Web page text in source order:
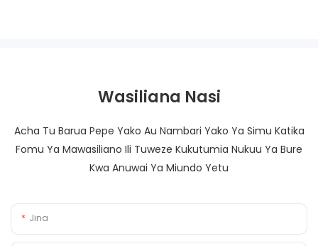
Wasiliana Nasi
Acha Tu Barua Pepe Yako Au Nambari Yako Ya Simu Katika
Fomu Ya Mawasiliano Ili Tuweze Kukutumia Nukuu Ya Bure
Kwa Anuwai Ya Miundo Yetu
Jina